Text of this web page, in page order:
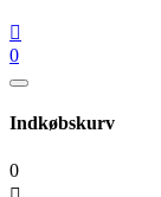

0
Indkøbskurv
0